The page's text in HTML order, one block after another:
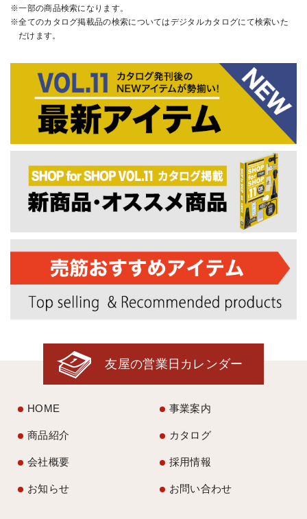
一部の商品検索になります。
全てのカタログ掲載品の検索についてはデジタルカタログにて検索いた
だけます。
友屋の営業日カレンダー
HOME 事業案内
商品紹介 カタログ
会社概要 採用情報
お知らせ お問い合わせ